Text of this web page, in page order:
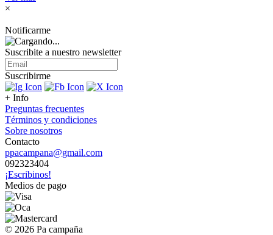
×
Notificarme
Suscribite a nuestro newsletter
Suscribirme
+ Info
Preguntas frecuentes
Términos y condiciones
Sobre nosotros
Contacto
ppacampana@gmail.com
092323404
¡Escribinos!
Medios de pago
© 2026 Pa campaña